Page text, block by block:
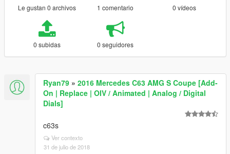
Le gustan 0 archivos 1 comentario 0 vídeos
0 subidas 0 seguidores
Ryan79 » 2016 Mercedes C63 AMG S Coupe [Add-
On | Replace | OIV / Animated | Analog / Digital
Dials]
c63s
Ver contexto
31 de julio de 2018